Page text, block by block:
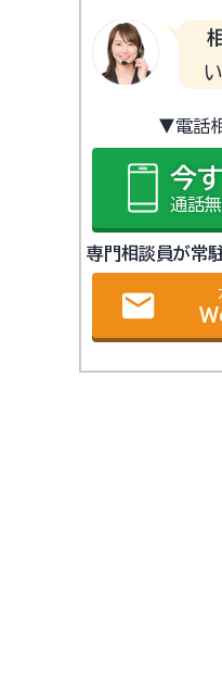
▼電話相
今
通話
専門相談員が常
email